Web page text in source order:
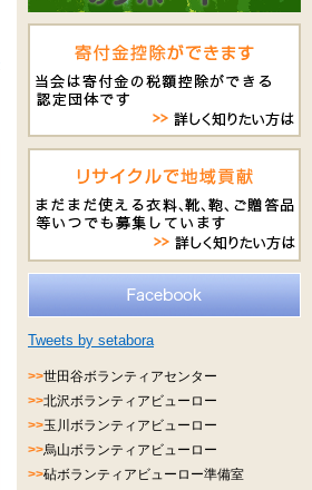
Tweets by setabora
>>世田谷ボランティアセンター
>>北沢ボランティアビューロー
>>玉川ボランティアビューロー
>>烏山ボランティアビューロー
>>砧ボランティアビューロー準備室